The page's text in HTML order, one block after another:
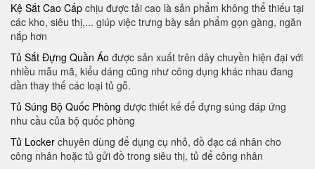
Kệ Sắt Cao Cấp chịu được tải cao là sản phẩm không thể thiếu tại
các kho, siêu thị,... giúp việc trưng bày sản phẩm gọn gàng, ngăn
nắp hơn
Tủ Sắt Đựng Quần Áo được sản xuất trên dây chuyền hiện đại với
nhiều mẫu mã​, kiểu dáng cũng như công dụng khác nhau đang
dần thay thế các loại tủ gỗ.
Tủ Súng Bộ Quốc Phòng được thiết kế để đựng súng đáp ứng
nhu cầu của bộ quốc phòng
Tủ Locker chuyên dùng để dụng cụ nhỏ, đồ đạc cá nhân cho
công nhân hoặc tủ gửi đồ trong siêu thị, tủ để công nhân